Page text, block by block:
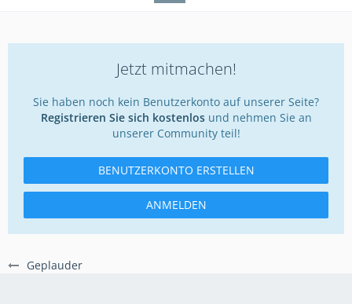
Geplauder
Jetzt mitmachen!
Sie haben noch kein Benutzerkonto auf unserer Seite?
Registrieren Sie sich kostenlosund nehmen Sie an
unserer Community teil!
BENUTZERKONTO ERSTELLEN
ANMELDEN